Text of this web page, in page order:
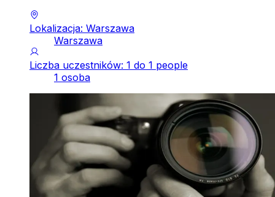
Lokalizacja: Warszawa
Warszawa
Liczba uczestników: 1 do 1 people
1 osoba